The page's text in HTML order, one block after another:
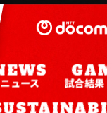
ニュース 試合結